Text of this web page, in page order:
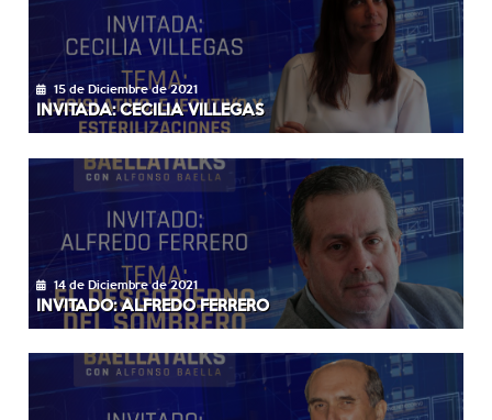
15 de Diciembre de 2021
INVITADA: CECILIA VILLEGAS
14 de Diciembre de 2021
INVITADO: ALFREDO FERRERO